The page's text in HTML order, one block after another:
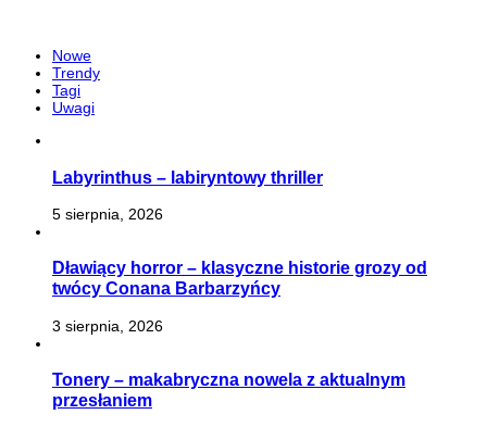
Nowe
Trendy
Tagi
Uwagi
Labyrinthus – labiryntowy thriller
5 sierpnia, 2026
Dławiący horror – klasyczne historie grozy od
twócy Conana Barbarzyńcy
3 sierpnia, 2026
Tonery – makabryczna nowela z aktualnym
przesłaniem